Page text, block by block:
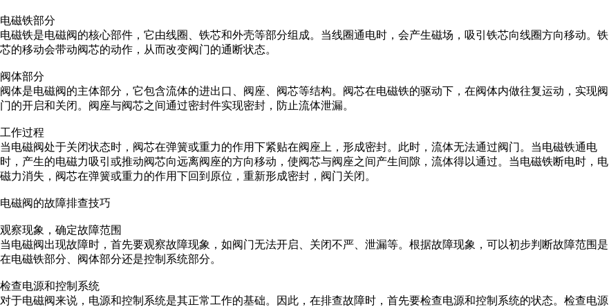
电磁铁部分
电磁铁是电磁阀的核心部件，它由线圈、铁芯和外壳等部分组成。当线圈通电时，会产生磁场，吸引铁芯向线圈方向移动。铁
芯的移动会带动阀芯的动作，从而改变阀门的通断状态。
阀体部分
阀体是电磁阀的主体部分，它包含流体的进出口、阀座、阀芯等结构。阀芯在电磁铁的驱动下，在阀体内做往复运动，实现阀
门的开启和关闭。阀座与阀芯之间通过密封件实现密封，防止流体泄漏。
工作过程
当电磁阀处于关闭状态时，阀芯在弹簧或重力的作用下紧贴在阀座上，形成密封。此时，流体无法通过阀门。当电磁铁通电
时，产生的电磁力吸引或推动阀芯向远离阀座的方向移动，使阀芯与阀座之间产生间隙，流体得以通过。当电磁铁断电时，电
磁力消失，阀芯在弹簧或重力的作用下回到原位，重新形成密封，阀门关闭。
电磁阀的故障排查技巧
观察现象，确定故障范围
当电磁阀出现故障时，首先要观察故障现象，如阀门无法开启、关闭不严、泄漏等。根据故障现象，可以初步判断故障范围是
在电磁铁部分、阀体部分还是控制系统部分。
检查电源和控制系统
对于电磁阀来说，电源和控制系统是其正常工作的基础。因此，在排查故障时，首先要检查电源和控制系统的状态。检查电源